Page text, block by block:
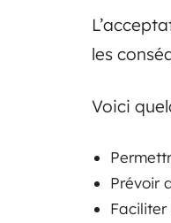
les
Voici
Prévoir
Faciliter